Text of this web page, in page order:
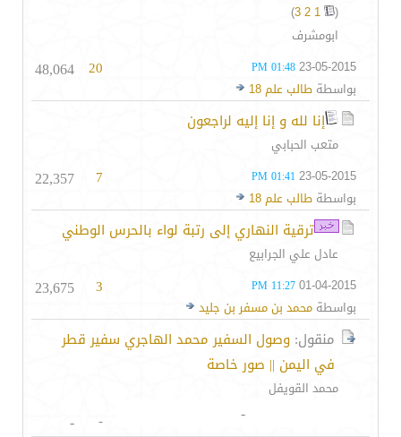
(
1
2
3
)
ابومشرف
23-05-2015
01:48 PM
بواسطة طالب علم 18
20
48,064
إنا لله و إنا إليه لراجعون
متعب الحبابي
23-05-2015
01:41 PM
بواسطة طالب علم 18
7
22,357
ترقية النهاري إلى رتبة لواء بالحرس الوطني
عادل علي الجرابيع
01-04-2015
11:27 PM
بواسطة محمد بن مسفر بن جليد
3
23,675
منقول: وصول السفير محمد الهاجري سفير قطر
في اليمن || صور خاصة
محمد القويفل
-
-
-